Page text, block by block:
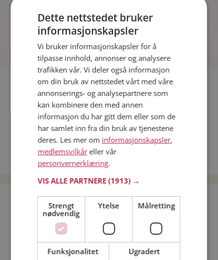
hvem som synes du er interessant.
Fler single
Flere singlemenn fra Lillestrøm:Naturlig75
Samir 85
Bli medlem gratis!
Jeg er en: Mann Kvinne
Min alder:
Dette nettstedet bruker
informasjonskapsler
Vi bruker informasjonskapsler for å
tilpasse innhold, annonser og analysere
trafikken vår. Vi deler også informasjon
om din bruk av nettstedet vårt med våre
annonserings- og analysepartnere som
kan kombinere den med annen
informasjon du har gitt dem eller som de
har samlet inn fra din bruk av tjenestene
deres. Les mer om informasjonskapsler,
medlemsvilkåreller vår
personvernerklæring.
VIS ALLE PARTNERE(1913) →
Strengt
nødvendig
Ytelse Målretting
Funksjonalitet Ugradert